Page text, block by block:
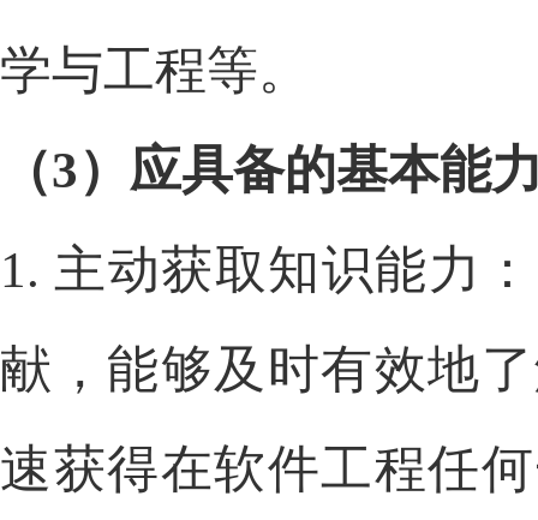
学与工程等。
（3）应具备的基本能
1. 主动获取知识能力
献，能够及时有效地
速获得在软件工程任